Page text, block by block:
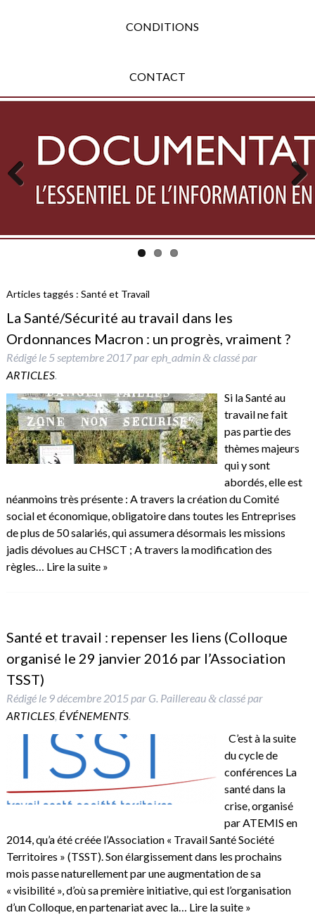
CONDITIONS
CONTACT
Previous Next
Articles taggés : Santé et Travail
La Santé/Sécurité au travail dans les
Ordonnances Macron : un progrès, vraiment ?
Rédigé le 5 septembre 2017pareph_admin &classé par
ARTICLES.
Si la Santé au
travail ne fait
pas partie des
thèmes majeurs
qui y sont
abordés, elle est
néanmoins très présente : A travers la création du Comité
social et économique, obligatoire dans toutes les Entreprises
de plus de 50 salariés, qui assumera désormais les missions
jadis dévolues au CHSCT ; A travers la modification des
règles… Lire la suite »
Santé et travail : repenser les liens (Colloque
organisé le 29 janvier 2016 par l’Association
TSST)
Rédigé le 9 décembre 2015par G. Paillereau &classé par
ARTICLES, ÉVÉNEMENTS.
C’est à la suite
du cycle de
conférences La
santé dans la
crise, organisé
par ATEMIS en
2014, qu’a été créée l’Association « Travail Santé Société
Territoires » (TSST). Son élargissement dans les prochains
mois passe naturellement par une augmentation de sa
« visibilité », d’où sa première initiative, qui est l’organisation
d’un Colloque, en partenariat avec la… Lire la suite »